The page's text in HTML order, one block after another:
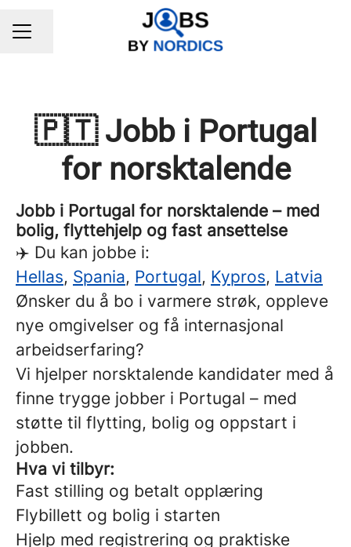
CAREER MENU
Share page
🇵🇹 Jobb i Portugal
for norsktalende
Jobb i Portugal for norsktalende – med
bolig, flyttehjelp og fast ansettelse
✈️ Du kan jobbe i:
Hellas, Spania, Portugal, Kypros, Latvia
Ønsker du å bo i varmere strøk, oppleve
nye omgivelser og få internasjonal
arbeidserfaring?
Vi hjelper norsktalende kandidater med å
finne trygge jobber i Portugal – med
støtte til flytting, bolig og oppstart i
jobben.
Hva vi tilbyr:
Fast stilling og betalt opplæring
Flybillett og bolig i starten
Hjelp med registrering og praktiske